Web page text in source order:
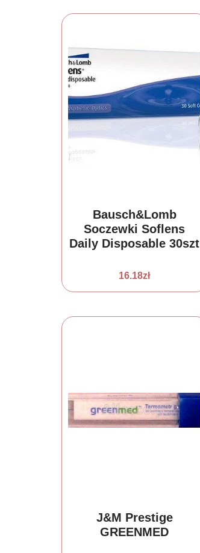
Bausch&Lomb
Soczewki Soflens
Daily Disposable 30szt
16.18zł
J&M Prestige
GREENMED